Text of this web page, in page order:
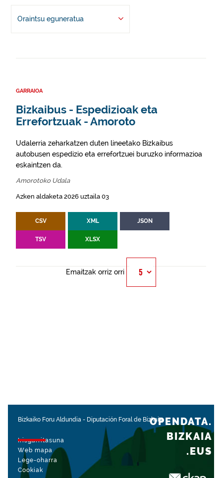
Oraintsu eguneratua
GARRAIOA
Bizkaibus - Espedizioak eta
Errefortzuak - Amoroto
Udalerria zeharkatzen duten lineetako Bizkaibus
autobusen espedizio eta errefortzuei buruzko informazioa
eskaintzen da.
Amorotoko Udala
Azken aldaketa 2026 uztaila 03
CSV XML JSON
TSV XLSX
Emaitzak orriz orri
Bizkaiko Foru Aldundia - Diputación Foral de Bizkaia
Irisgarritasuna
Web mapa
Lege-oharra
Cookiak
OPENDATA.
BIZKAIA
.EUS